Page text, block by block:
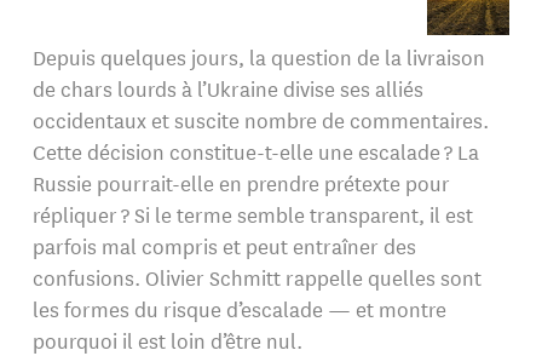
Depuis quelques jours, la question de la livraison
de chars lourds à l’Ukraine divise ses alliés
occidentaux et suscite nombre de commentaires.
Cette décision constitue-t-elle une escalade ? La
Russie pourrait-elle en prendre prétexte pour
répliquer ? Si le terme semble transparent, il est
parfois mal compris et peut entraîner des
confusions. Olivier Schmitt rappelle quelles sont
les formes du risque d’escalade — et montre
pourquoi il est loin d’être nul.